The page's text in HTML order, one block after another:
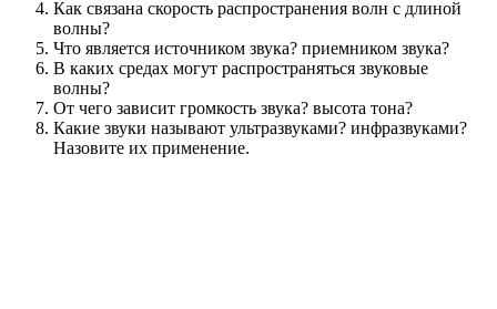
Как связана скорость распространения волн с длиной
волны?
Что является источником звука? приемником звука?
В каких средах могут распространяться звуковые
волны?
От чего зависит громкость звука? высота тона?
Какие звуки называют ультразвуками? инфразвуками?
Назовите их применение.